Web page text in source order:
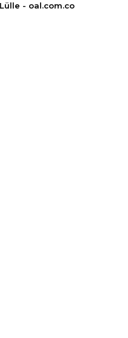
- oal.com.co